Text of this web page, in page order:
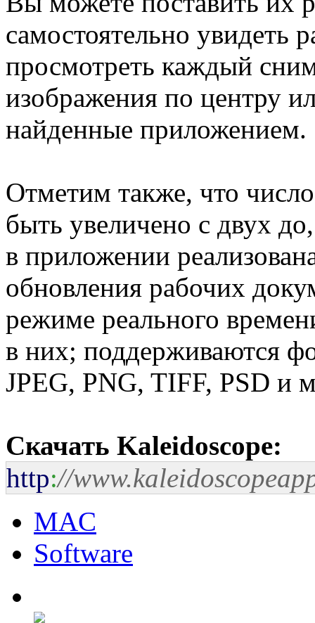
самостоятельно увидеть
просмотреть каждый
изображения по центру
найденные приложением.
Отметим также, что
быть увеличено с двух
в приложении
обновления рабочих
режиме реального
в них; поддерживаются
JPEG, PNG, TIFF, PSD и
Скачать Kaleidoscope:
http://
MAC
Software